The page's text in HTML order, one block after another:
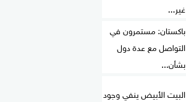
غير...
باكستان: مستمرون في
التواصل مع عدة دول
بشأن...
البيت الأبيض ينفي وجود